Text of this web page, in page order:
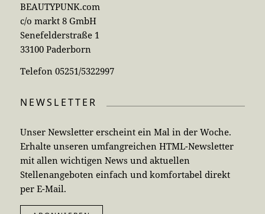
BEAUTYPUNK.com
c/o markt 8 GmbH
Senefelderstraße 1
33100 Paderborn
Telefon 05251/5322997
NEWSLETTER
Unser Newsletter erscheint ein Mal in der Woche.
Erhalte unseren umfangreichen HTML-Newsletter
mit allen wichtigen News und aktuellen
Stellenangeboten einfach und komfortabel direkt
per E-Mail.